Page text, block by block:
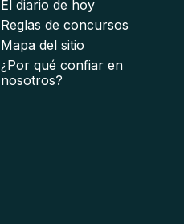
El diario de hoy
Reglas de concursos
Mapa del sitio
¿Por qué confiar en
nosotros?